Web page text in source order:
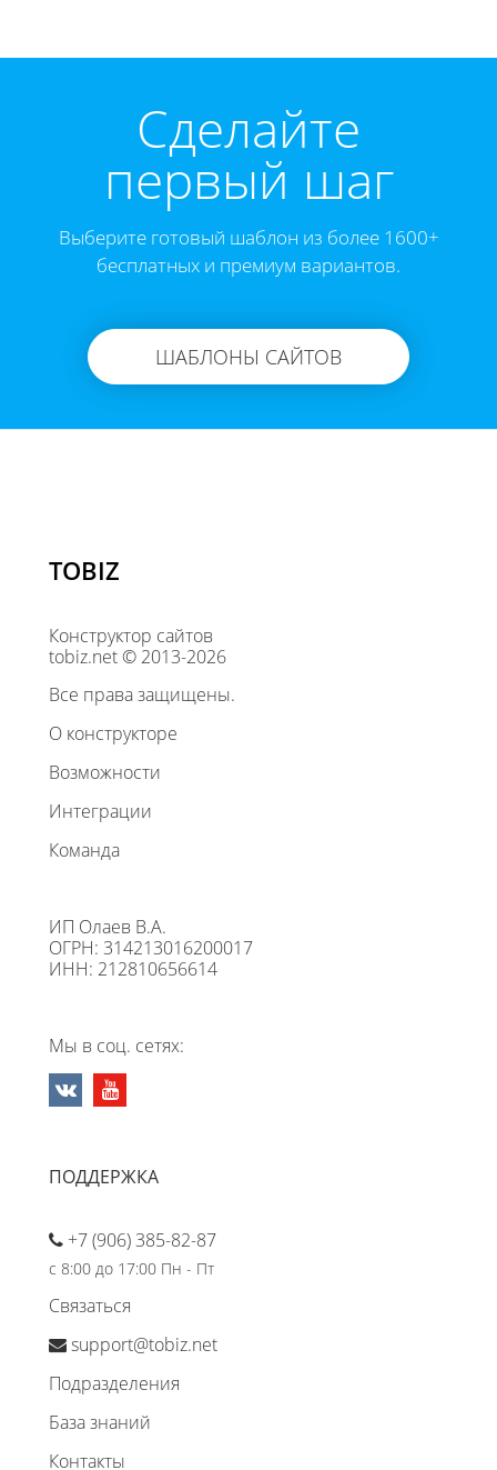
Cделайте
первый шаг
Выберите готовый шаблон из более 1600+
бесплатных и премиум вариантов.
ШАБЛОНЫ САЙТОВ
TOBIZ
Конструктор сайтов
tobiz.net © 2013-2026
Все права защищены.
О конструкторе
Возможности
Интеграции
Команда
ИП Олаев В.А.
ОГРН: 314213016200017
ИНН: 212810656614
Мы в соц. сетях:
ПОДДЕРЖКА
+7 (906) 385-82-87
с 8:00 до 17:00 Пн - Пт
Связаться
support@tobiz.net
Подразделения
База знаний
Контакты